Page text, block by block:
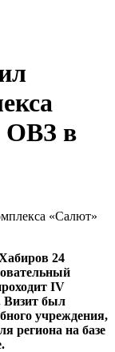
ОВЗ в
24
IV
Визит был
учреждения,
региона на базе